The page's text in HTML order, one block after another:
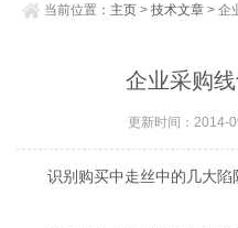
当前位置： 主页 >技术文章 > 企
企业采购
更新时间：2014-
识别购买中走丝中的几大陷